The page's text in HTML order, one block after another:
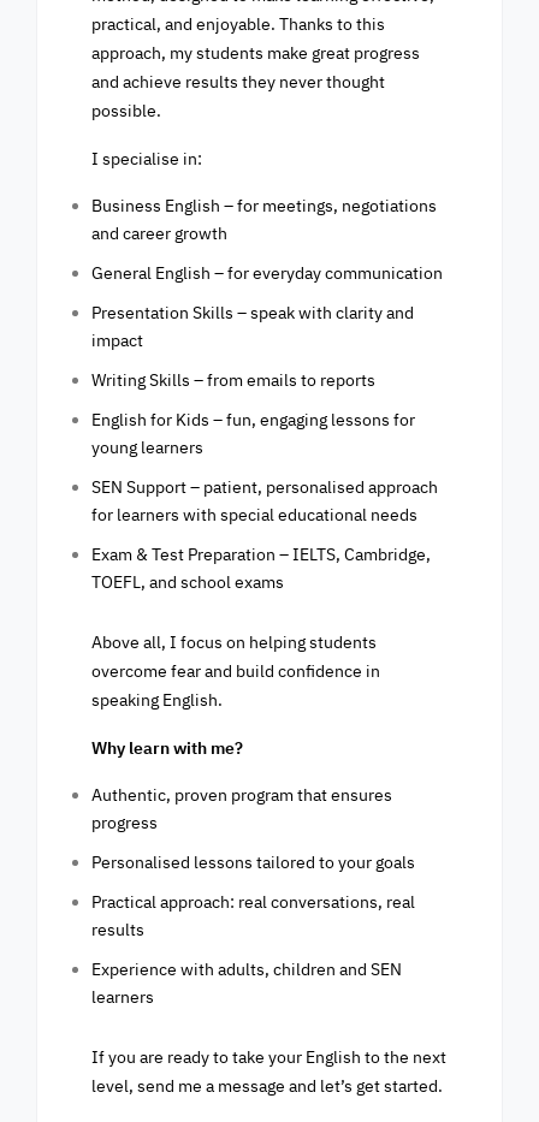
practical, and enjoyable. Thanks to this
approach, my students make great progress
and achieve results they never thought
possible.
I specialise in:
Business English – for meetings, negotiations
and career growth
General English – for everyday communication
Presentation Skills – speak with clarity and
impact
Writing Skills – from emails to reports
English for Kids – fun, engaging lessons for
young learners
SEN Support – patient, personalised approach
for learners with special educational needs
Exam & Test Preparation – IELTS, Cambridge,
TOEFL, and school exams
Above all, I focus on helping students
overcome fear and build confidence in
speaking English.
Why learn with me?
Authentic, proven program that ensures
progress
Personalised lessons tailored to your goals
Practical approach: real conversations, real
results
Experience with adults, children and SEN
learners
If you are ready to take your English to the next
level, send me a message and let’s get started.